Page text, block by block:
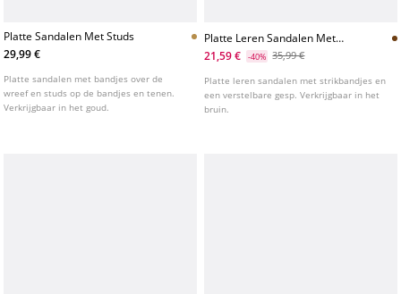
Platte Sandalen Met Studs
29,99 €
Platte sandalen met bandjes over de
wreef en studs op de bandjes en tenen.
Verkrijgbaar in het goud.
Platte Leren Sandalen Met
Strikbandjes
21,59 € -40% 35,99 €
Platte leren sandalen met strikbandjes en
een verstelbare gesp. Verkrijgbaar in het
bruin.